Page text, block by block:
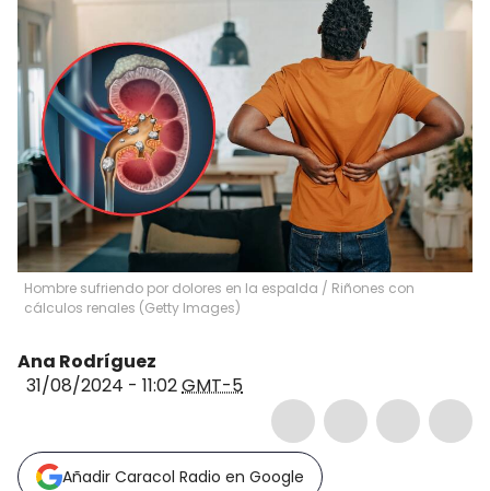
Hombre sufriendo por dolores en la espalda / Riñones con
cálculos renales (Getty Images)
Ana Rodríguez
31/08/2024 - 11:02GMT-5
Añadir Caracol Radio en Google